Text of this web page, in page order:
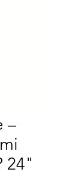
–
24"